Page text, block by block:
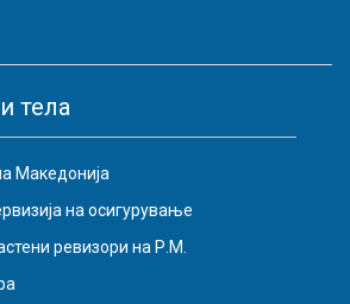
тела
Македонија
на осигурување
ревизори на Р.М.